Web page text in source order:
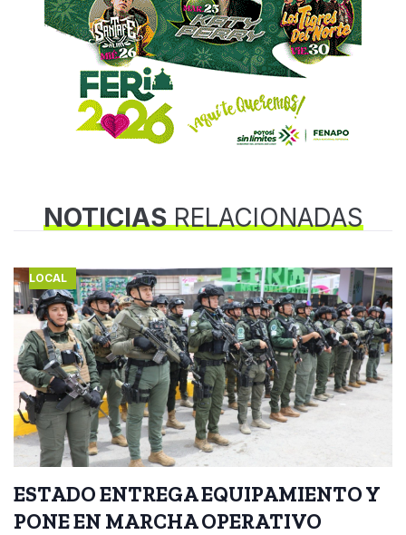
NOTICIASRELACIONADAS
LOCAL
ESTADO ENTREGA EQUIPAMIENTO Y
PONE EN MARCHA OPERATIVO